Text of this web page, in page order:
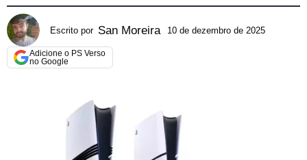
Escrito por San Moreira 10 de dezembro de 2025
Adicione o PS Verso
no Google